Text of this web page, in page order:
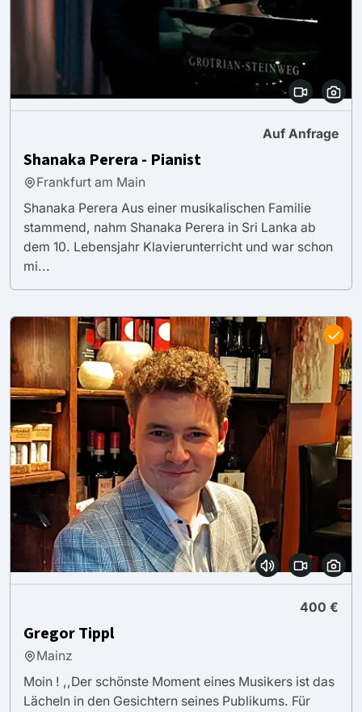
Auf Anfrage
Shanaka Perera - Pianist
Frankfurt am Main
Shanaka Perera Aus einer musikalischen Familie
stammend, nahm Shanaka Perera in Sri Lanka ab
dem 10. Lebensjahr Klavierunterricht und war schon
mi...
400 €
Gregor Tippl
Mainz
Moin ! ,,Der schönste Moment eines Musikers ist das
Lächeln in den Gesichtern seines Publikums. Für